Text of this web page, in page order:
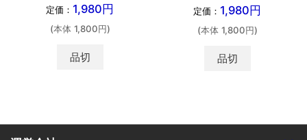
定価： 1,980円
(本体 1,800円)
品切
定価： 1,980円
(本体 1,800円)
品切